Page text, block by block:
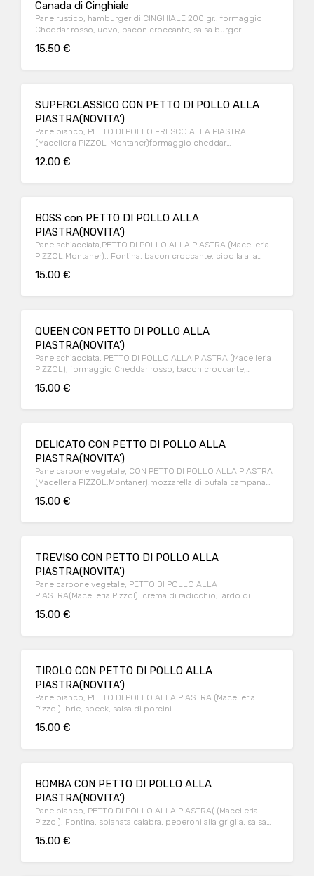
Canada di Cinghiale
Pane rustico, hamburger di CINGHIALE 200 gr.. formaggio
Cheddar rosso, uovo, bacon croccante, salsa burger
15.50 €
SUPERCLASSICO CON PETTO DI POLLO ALLA
PIASTRA(NOVITA')
Pane bianco, PETTO DI POLLO FRESCO ALLA PIASTRA
(Macelleria PIZZOL-Montaner)formaggio cheddar
12.00 €
BOSS con PETTO DI POLLO ALLA
PIASTRA(NOVITA')
Pane schiacciata,PETTO DI POLLO ALLA PIASTRA (Macelleria
PIZZOL.Montaner)., Fontina, bacon croccante, cipolla alla
15.00 €
QUEEN CON PETTO DI POLLO ALLA
PIASTRA(NOVITA')
Pane schiacciata, PETTO DI POLLO ALLA PIASTRA (Macelleria
PIZZOL), formaggio Cheddar rosso, bacon croccante,
15.00 €
DELICATO CON PETTO DI POLLO ALLA
PIASTRA(NOVITA')
Pane carbone vegetale, CON PETTO DI POLLO ALLA PIASTRA
(Macelleria PIZZOL.Montaner).mozzarella di bufala campana
15.00 €
TREVISO CON PETTO DI POLLO ALLA
PIASTRA(NOVITA')
Pane carbone vegetale, PETTO DI POLLO ALLA
PIASTRA(Macelleria Pizzol). crema di radicchio, lardo di
15.00 €
TIROLO CON PETTO DI POLLO ALLA
PIASTRA(NOVITA')
Pane bianco, PETTO DI POLLO ALLA PIASTRA (Macelleria
Pizzol). brie, speck, salsa di porcini
15.00 €
BOMBA CON PETTO DI POLLO ALLA
PIASTRA(NOVITA')
Pane bianco, PETTO DI POLLO ALLA PIASTRA( (Macelleria
Pizzol). Fontina, spianata calabra, peperoni alla griglia, salsa
15.00 €